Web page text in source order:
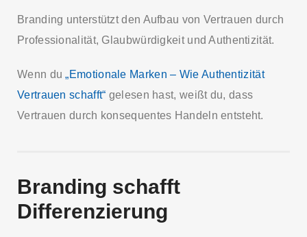
Branding unterstützt den Aufbau von Vertrauen durch
Professionalität, Glaubwürdigkeit und Authentizität.
Wenn du„Emotionale Marken – Wie Authentizität
Vertrauen schafft“ gelesen hast, weißt du, dass
Vertrauen durch konsequentes Handeln entsteht.
Branding schafft
Differenzierung